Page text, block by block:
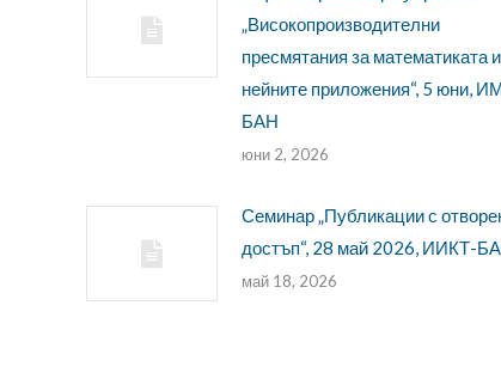
„Високопроизводителни
пресмятания за математиката и
нейните приложения“, 5 юни,
БАН
юни 2, 2026
Семинар „Публикации с
достъп“, 28 май 2026, ИИКТ-
май 18, 2026